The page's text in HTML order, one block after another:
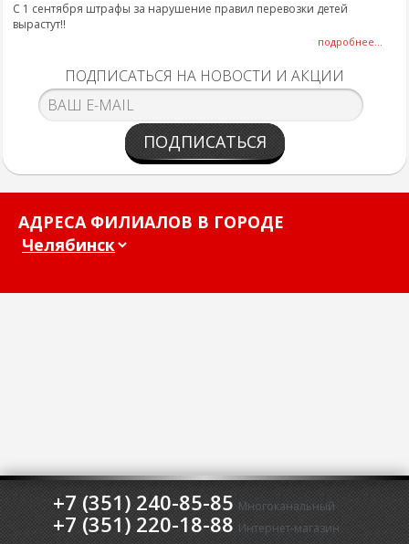
С 1 сентября штрафы за нарушение правил перевозки детей
вырастут!!
подробнее...
ПОДПИСАТЬСЯ НА НОВОСТИ И АКЦИИ
ПОДПИСАТЬСЯ
АДРЕСА ФИЛИАЛОВ В ГОРОДЕ
+7 (351) 240-85-85 Многоканальный
+7 (351) 220-18-88 Интернет-магазин